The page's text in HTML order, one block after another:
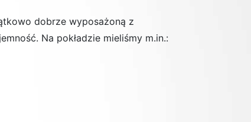
dobrze wyposażoną z
Na pokładzie mieliśmy m.in.: